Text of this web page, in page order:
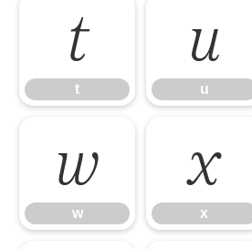
t
t
u
u
w
w
x
x